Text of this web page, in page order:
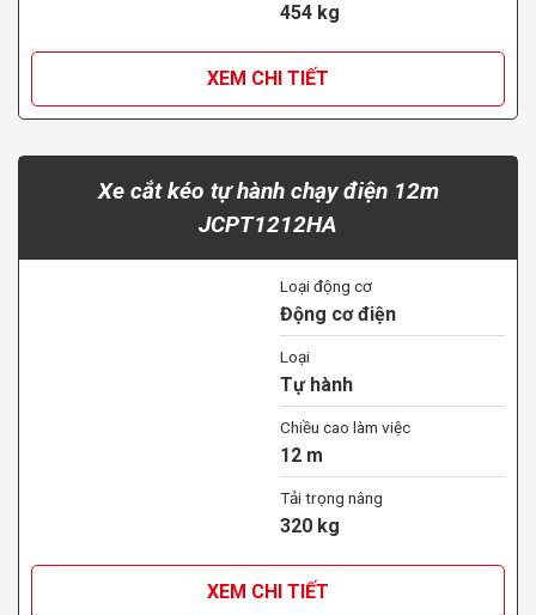
454 kg
XEM CHI TIẾT
Xe cắt kéo tự hành chạy điện 12m
JCPT1212HA
Loại động cơ
Động cơ điện
Loại
Tự hành
Chiều cao làm việc
12 m
Tải trọng nâng
320 kg
XEM CHI TIẾT